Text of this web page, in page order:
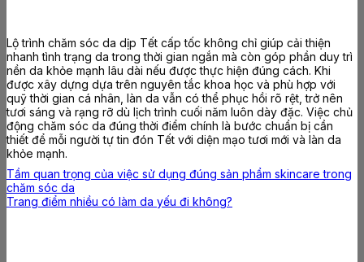
Lộ trình chăm sóc da dịp Tết cấp tốc không chỉ giúp cải thiện
nhanh tình trạng da trong thời gian ngắn mà còn góp phần duy trì
nền da khỏe mạnh lâu dài nếu được thực hiện đúng cách. Khi
được xây dựng dựa trên nguyên tắc khoa học và phù hợp với
quỹ thời gian cá nhân, làn da vẫn có thể phục hồi rõ rệt, trở nên
tươi sáng và rạng rỡ dù lịch trình cuối năm luôn dày đặc. Việc chủ
động chăm sóc da đúng thời điểm chính là bước chuẩn bị cần
thiết để mỗi người tự tin đón Tết với diện mạo tươi mới và làn da
khỏe mạnh.
Tầm quan trọng của việc sử dụng đúng sản phẩm skincare trong
chăm sóc da
Trang điểm nhiều có làm da yếu đi không?